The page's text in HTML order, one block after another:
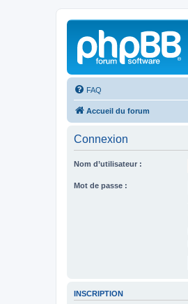
FAQ
Accueil du forum
Connexion
Nom d’utilisateur :
Mot de passe :
INSCRIPTION